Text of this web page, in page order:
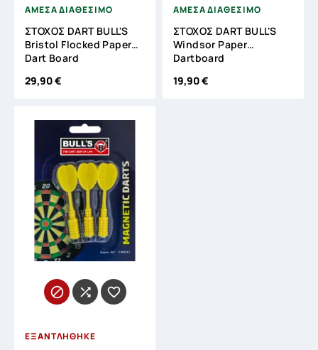
ΑΜΕΣΑ ΔΙΑΘΕΣΙΜΟ
ΣΤΟΧΟΣ DART BULL'S
Bristol Flocked Paper
Dart Board
29,90 €
ΑΜΕΣΑ ΔΙΑΘΕΣΙΜΟ
ΣΤΟΧΟΣ DART BULL'S
Windsor Paper
Dartboard
19,90 €
  
ΕΞΑΝΤΛΗΘΗΚΕ